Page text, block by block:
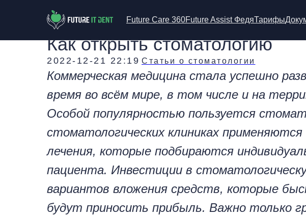
Future Care 360Future Assist ФедяТарифы
Как открыть стоматологию
2022-12-21 22:19 Статьи о стоматологии
Коммерческая медицина стала успешно
время во всём мире, в том числе и на
Особой популярностью пользуется
стоматологических клиниках
лечения, которые подбираются
пациента. Инвестиции в
вариантов вложения средств, которые
будут приносить прибыль. Важно только